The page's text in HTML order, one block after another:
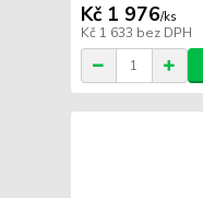
Kč 1 976/ks
Kč 1 633 bez DPH